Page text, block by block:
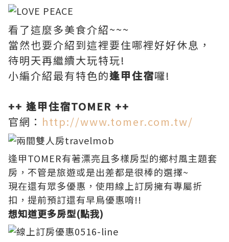
看了這麼多美食介紹~~~
當然也要介紹到這裡要住哪裡好好休息，
待明天再繼續大玩特玩!
小編介紹最有特色的逢甲住宿囉!
++ 逢甲住宿TOMER ++
官網： http://www.tomer.com.tw/
逢甲TOMER有著漂亮且多樣房型的鄉村風主題套
房，不管是旅遊或是出差都是很棒的選擇~
現在還有眾多優惠，使用線上訂房擁有專屬折
扣，提前預訂還有早鳥優惠唷!!
想知道更多房型(點我)